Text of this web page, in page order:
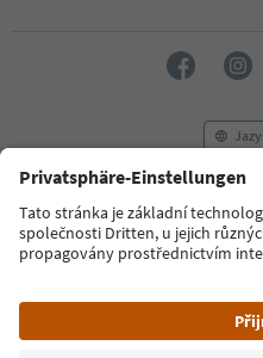
16
17
18
19
21
FAQ
Zásady ochrany osobních
Prohlášení o